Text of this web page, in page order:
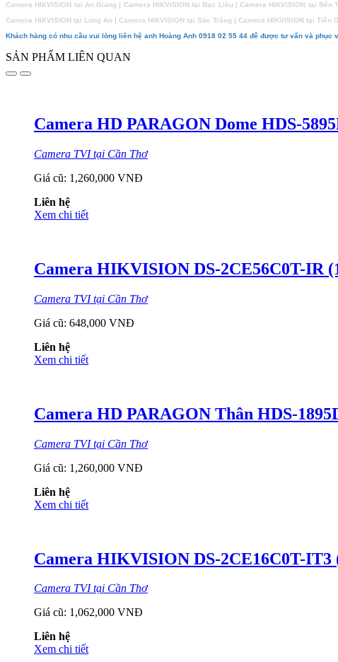
Camera HIKVISION tại An Giang | Camera HIKVISION tại Bạc Liêu | Camera HIKVISION tại
Camera HIKVISION tại Long An | Camera HIKVISION tại Sóc Trăng | Camera HIKVISION tại
Khách hàng có nhu cầu vui lòng liên hệ anh Hoàng Anh 0918 02 55 44 để được tư vấn và phục
SẢN PHẨM LIÊN QUAN
Camera HD PARAGON Dome HDS-
Camera TVI tại Cần Thơ
Giá cũ: 1,260,000 VNĐ
Liên hệ
Xem chi tiết
Camera HIKVISION DS-2CE56C0T-IR
Camera TVI tại Cần Thơ
Giá cũ: 648,000 VNĐ
Liên hệ
Xem chi tiết
Camera HD PARAGON Thân HDS-
Camera TVI tại Cần Thơ
Giá cũ: 1,260,000 VNĐ
Liên hệ
Xem chi tiết
Camera HIKVISION DS-2CE16C0T-IT3
Camera TVI tại Cần Thơ
Giá cũ: 1,062,000 VNĐ
Liên hệ
Xem chi tiết